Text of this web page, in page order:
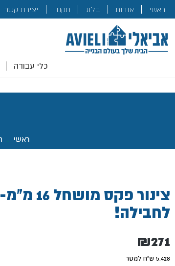
ראשי אודות בלוג תקנון יצירת קשר
כלי עבודה
ראשי .
לחבילה!
₪271
5.428 ש"ח למטר